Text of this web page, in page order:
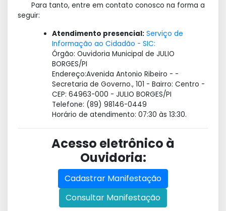
Para tanto, entre em contato conosco na forma a
seguir:
Atendimento presencial: Serviço de
Informação ao Cidadão - SIC:
Órgão: Ouvidoria Municipal de JULIO
BORGES/PI
Endereço:Avenida Antonio Ribeiro - -
Secretaria de Governo., 101 - Bairro: Centro -
CEP: 64963-000 - JULIO BORGES/PI
Telefone: (89) 98146-0449
Horário de atendimento: 07:30 às 13:30.
Acesso eletrônico à
Ouvidoria:
Cadastrar Manifestação
Consultar Manifestação